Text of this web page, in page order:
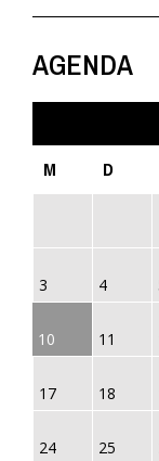
AGENDA
M
D
3 4
10 11
17 18
24 25